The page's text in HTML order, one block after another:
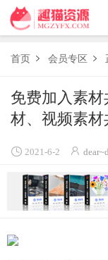
首页  会员专区 
免费加入素
材、视频素材
 2021-6-2 